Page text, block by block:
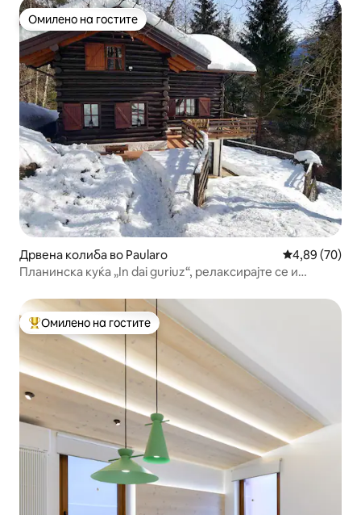
Омилено на гостите
Омилено на гостите
Дрвена колиба во Paularo Просечна
4,89 (70)
Планинска куќа „In dai guriuz“, релаксирајте се и
Меѓу најуспешните „Омилени на гостите“
Омилено на гостите